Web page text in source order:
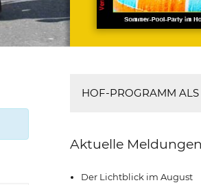
HOF-PROGRAMM
Aktuelle Meldungen
Der Lichtblick im August